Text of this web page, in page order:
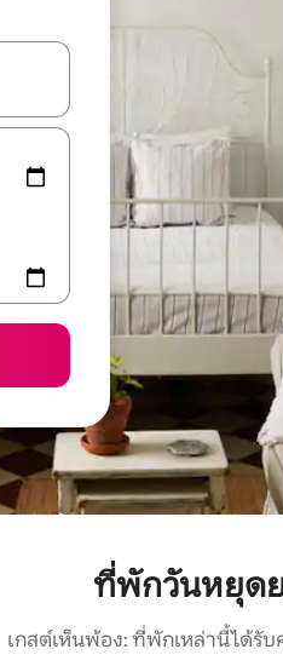
จผลการค้นหา
ที่พักวันหยุด
เกสต์เห็นพ้อง: ที่พักเหล่านี้ได้รั